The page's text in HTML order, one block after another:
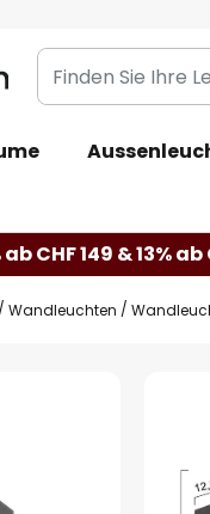
Finden
Sie
Leuchte...
ab CHF 149 & 13%
Wandleuchten